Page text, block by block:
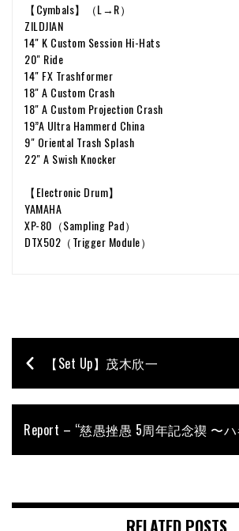
【Cymbals】（L→R）
ZILDJIAN
14" K Custom Session Hi-Hats
20" Ride
14" FX Trashformer
18" A Custom Crash
18" A Custom Projection Crash
19”A Ultra Hammerd China
9" Oriental Trash Splash
22" A Swish Knocker
【Electronic Drum】
YAMAHA
XP-80（Sampling Pad）
DTX502（Trigger Module）
【Set Up】茂木欣一